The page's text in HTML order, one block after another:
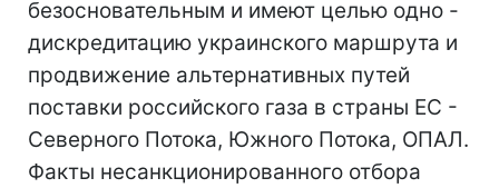
безосновательным и имеют целью одно -
дискредитацию украинского маршрута и
продвижение альтернативных путей
поставки российского газа в страны ЕС -
Северного Потока, Южного Потока, ОПАЛ.
Факты несанкционированного отбора